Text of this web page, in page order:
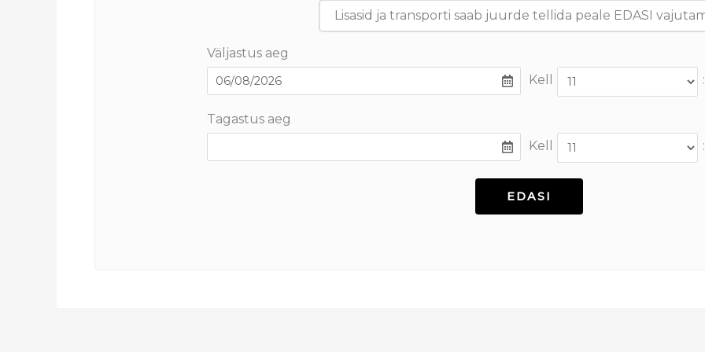
Lisasid ja transporti saab juurde tellida peale EDASI
Väljastus aeg
Kell
:
Tagastus aeg
Kell
: